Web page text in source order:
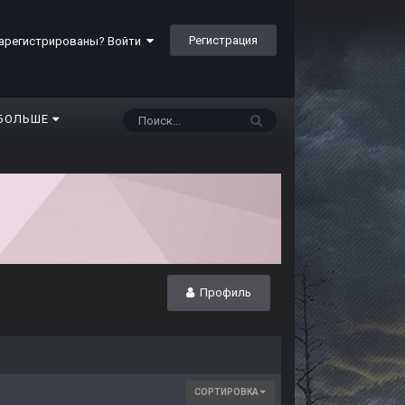
Войти Регистрация
Профиль
СОРТИРОВКА